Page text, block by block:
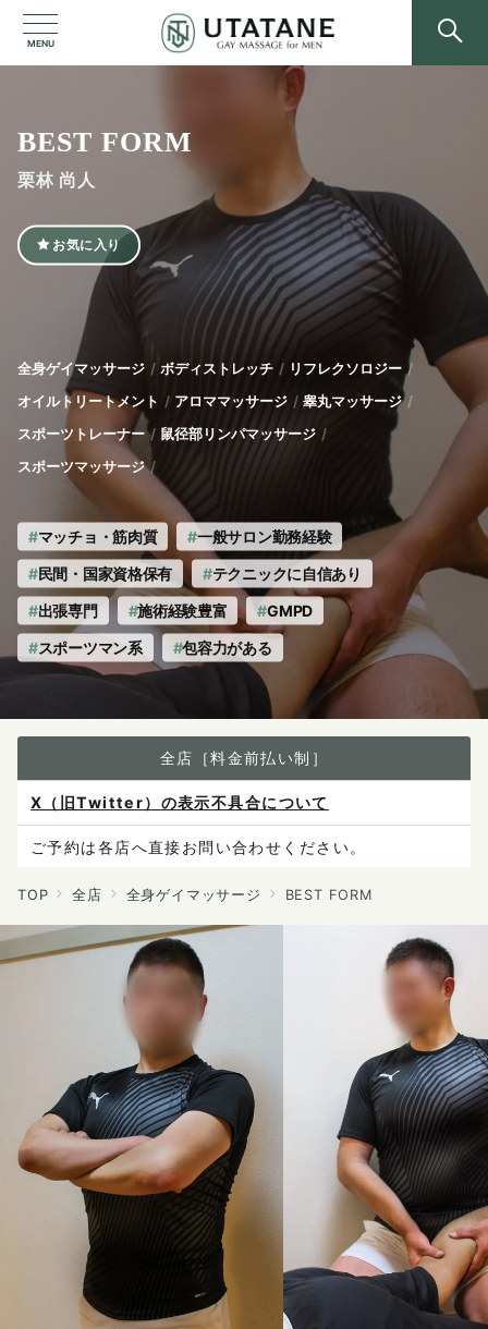
MENU
BEST FORM
栗林 尚人
お気に入り
全身ゲイマッサージ ボディストレッチ
リフレクソロジー
オイルトリートメント
アロママッサージ
睾丸マッサージ
スポーツトレーナー
鼠径部リンパマッサージ
スポーツマッサージ
マッチョ・筋肉質
一般サロン勤務経験
民間・国家資格保有
テクニックに自信あり
出張専門
施術経験豊富
GMPD
スポーツマン系
包容力がある
全店［料金前払い制］
X（旧Twitter）の表示不具合について
ご予約は各店へ直接お問い合わせください。
料金は当日施術前にお支払いください。
感染症防止対策について
料金改定のお知らせ
TOP 全店 全身ゲイマッサージ BEST FORM